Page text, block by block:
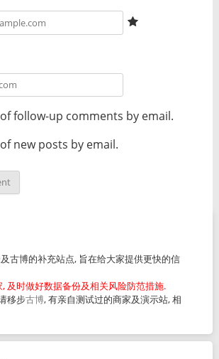
follow-up comments by email.
new posts by email.
古博的补充站点, 旨在给大家提供更快的信
及时做好数据备份及相关风险防范措施.
移步古博, 有亲自测试过的商家及演示站, 相